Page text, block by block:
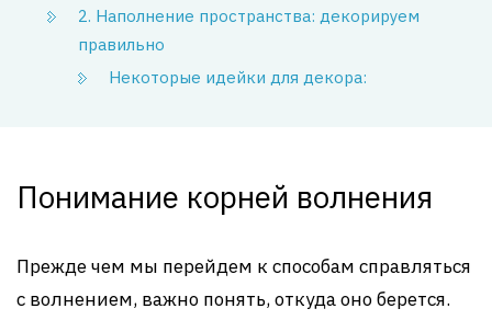
2. Наполнение пространства: декорируем
правильно
Некоторые идейки для декора:
Понимание корней волнения
Прежде чем мы перейдем к способам справляться
с волнением, важно понять, откуда оно берется.